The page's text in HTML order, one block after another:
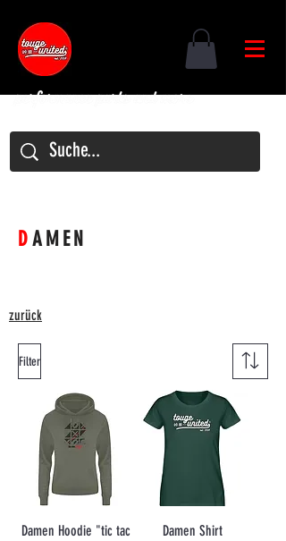
DAMEN
zurück
Filter
Damen Hoodie "tic tac
Damen Shirt